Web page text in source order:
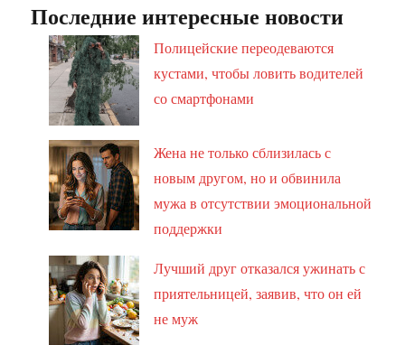
Последние интересные новости
Полицейские переодеваются
кустами, чтобы ловить водителей
со смартфонами
Жена не только сблизилась с
новым другом, но и обвинила
мужа в отсутствии эмоциональной
поддержки
Лучший друг отказался ужинать с
приятельницей, заявив, что он ей
не муж